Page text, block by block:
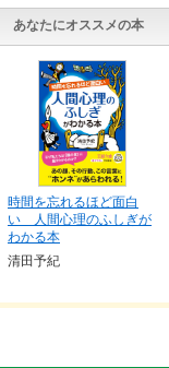
あなたにオススメの本
時間を忘れるほど面白
い 人間心理のふしぎが
わかる本
清田予紀